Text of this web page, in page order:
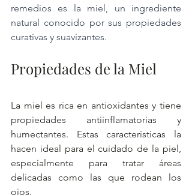
remedios es la miel, un ingrediente
natural conocido por sus propiedades
curativas y suavizantes.
Propiedades de la Miel
La miel es rica en antioxidantes y tiene
propiedades antiinflamatorias y
humectantes. Estas características la
hacen ideal para el cuidado de la piel,
especialmente para tratar áreas
delicadas como las que rodean los
ojos.